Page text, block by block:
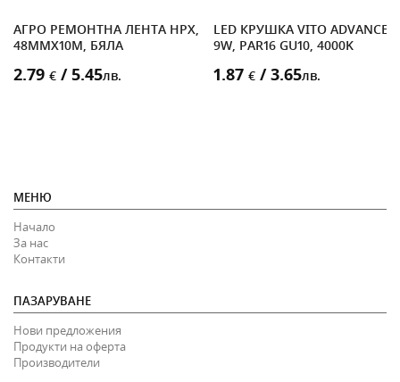
АГРО РЕМОНТНА ЛЕНТА HPX,
48MMX10M, БЯЛА
2.79 € / 5.45лв.
LED КРУШКА VITO ADVANCE,
9W, PAR16 GU10, 4000K
1.87 € / 3.65лв.
МЕНЮ
Начало
За нас
Контакти
ПАЗАРУВАНЕ
Нови предложения
Продукти на оферта
Производители